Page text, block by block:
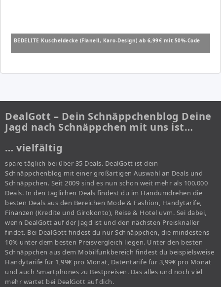
BEDELITE Kuscheldecke (Flanell, Karo-Design) ab 6,99€ mit 50%-Code
DealGott – Dein Schnäppchenblog Deine
Jagd nach Schnäppchen mit uns ist…
… vielfältig
spare täglich bei über 35 Deals. DealGott ist dein
Schnäppchenblog mit einer großartigen Auswahl an Deals und
Schnäppchen. Seit 2009 sind es nun schon weit mehr als 100.000
Deals. In den täglichen Deals findest du im Handumdrehen die
besten Deals aus den Bereichen Mode & Fashion, Handytarife,
Finanzen (Kredite und Girokonto), Reise & Hotel uvm. Sei dabei,
wenn DealGott auf der Jagd ist und den nächsten Preisknaller
findet. Bei DealGott findest du nur Schnäppchen, die mindestens
10% unter dem besten Preisvergleich liegen. Unter den besten
Schnäppchen aus dem Mobilfunkbereich findest du beispielsweise
Handytarife für 1,99€ pro Monat, Datentarife für 3,99€ pro Monat
und auch Smartphones zu Bestpreisen. Das alles und noch viel
mehr wartet bei DealGott auf dich.